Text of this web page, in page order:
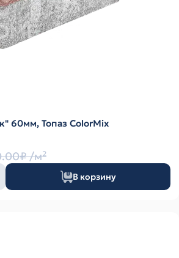
60мм, Топаз ColorMix
/м²
В корзину